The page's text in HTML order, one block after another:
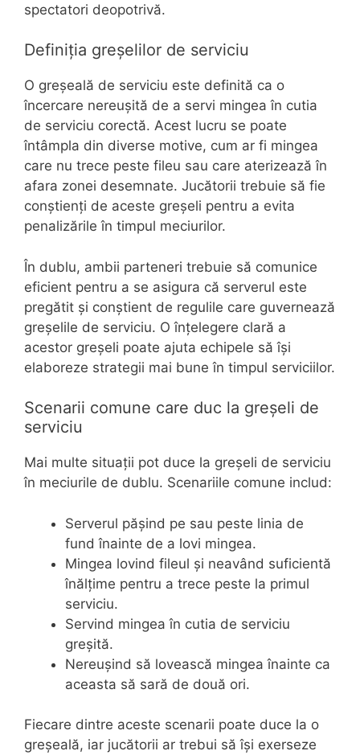
spectatori deopotrivă.
Definiția greșelilor de serviciu
O greșeală de serviciu este definită ca o
încercare nereușită de a servi mingea în cutia
de serviciu corectă. Acest lucru se poate
întâmpla din diverse motive, cum ar fi mingea
care nu trece peste fileu sau care aterizează în
afara zonei desemnate. Jucătorii trebuie să fie
conștienți de aceste greșeli pentru a evita
penalizările în timpul meciurilor.
În dublu, ambii parteneri trebuie să comunice
eficient pentru a se asigura că serverul este
pregătit și conștient de regulile care guvernează
greșelile de serviciu. O înțelegere clară a
acestor greșeli poate ajuta echipele să își
elaboreze strategii mai bune în timpul serviciilor.
Scenarii comune care duc la greșeli de
serviciu
Mai multe situații pot duce la greșeli de serviciu
în meciurile de dublu. Scenariile comune includ:
Serverul pășind pe sau peste linia de
fund înainte de a lovi mingea.
Mingea lovind fileul și neavând suficientă
înălțime pentru a trece peste la primul
serviciu.
Servind mingea în cutia de serviciu
greșită.
Nereușind să lovească mingea înainte ca
aceasta să sară de două ori.
Fiecare dintre aceste scenarii poate duce la o
greșeală, iar jucătorii ar trebui să își exerseze